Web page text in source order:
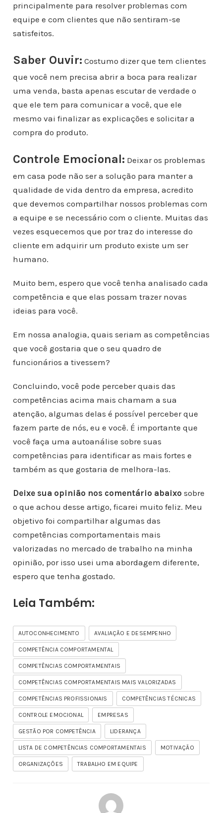
principalmente para resolver problemas com
equipe e com clientes que não sentiram-se
satisfeitos.
Saber Ouvir: Costumo dizer que tem clientes
que você nem precisa abrir a boca para realizar
uma venda, basta apenas escutar de verdade o
que ele tem para comunicar a você, que ele
mesmo vai finalizar as explicações e solicitar a
compra do produto.
Controle Emocional: Deixar os problemas
em casa pode não ser a solução para manter a
qualidade de vida dentro da empresa, acredito
que devemos compartilhar nossos problemas com
a equipe e se necessário com o cliente. Muitas das
vezes esquecemos que por traz do interesse do
cliente em adquirir um produto existe um ser
humano.
Muito bem, espero que você tenha analisado cada
competência e que elas possam trazer novas
ideias para você.
Em nossa analogia, quais seriam as competências
que você gostaria que o seu quadro de
funcionários a tivessem?
Concluindo, você pode perceber quais das
competências acima mais chamam a sua
atenção, algumas delas é possível perceber que
fazem parte de nós, eu e você. É importante que
você faça uma autoanálise sobre suas
competências para identificar as mais fortes e
também as que gostaria de melhora-las.
Deixe sua opinião nos comentário abaixo sobre
o que achou desse artigo, ficarei muito feliz. Meu
objetivo foi compartilhar algumas das
competências comportamentais mais
valorizadas no mercado de trabalho na minha
opinião, por isso usei uma abordagem diferente,
espero que tenha gostado.
Leia Também:
AUTOCONHECIMENTO AVALIAÇÃO E DESEMPENHO
COMPETÊNCIA COMPORTAMENTAL
COMPETÊNCIAS COMPORTAMENTAIS
COMPETÊNCIAS COMPORTAMENTAIS MAIS VALORIZADAS
COMPETÊNCIAS PROFISSIONAIS COMPETÊNCIAS TÉCNICAS
CONTROLE EMOCIONAL EMPRESAS
GESTÃO POR COMPETÊNCIA LIDERANÇA
LISTA DE COMPETÊNCIAS COMPORTAMENTAIS MOTIVAÇÃO
ORGANIZAÇÕES TRABALHO EM EQUIPE